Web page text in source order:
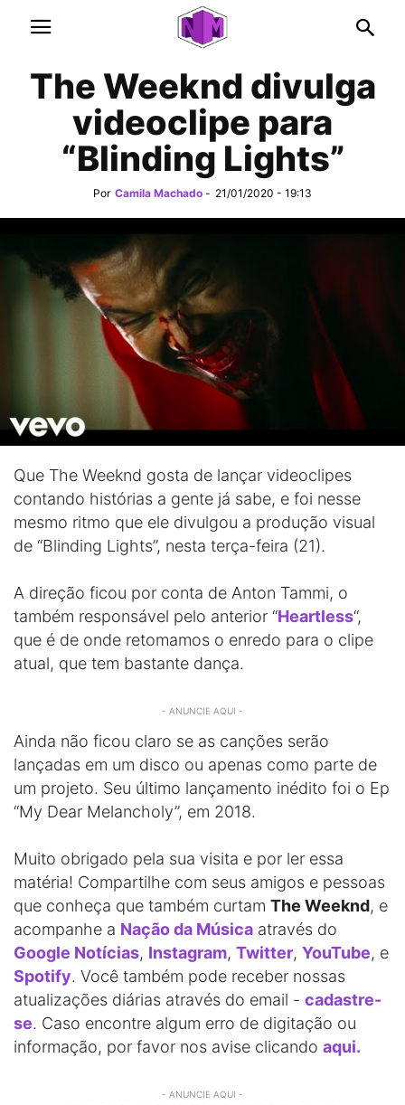
The Weeknd divulga
videoclipe para
“Blinding Lights”
Por Camila Machado - 21/01/2020 - 19:13
Que The Weeknd gosta de lançar videoclipes
contando histórias a gente já sabe, e foi nesse
mesmo ritmo que ele divulgou a produção visual
de “Blinding Lights”, nesta terça-feira (21).
A direção ficou por conta de Anton Tammi, o
também responsável pelo anterior “Heartless“,
que é de onde retomamos o enredo para o clipe
atual, que tem bastante dança.
- ANUNCIE AQUI -
Ainda não ficou claro se as canções serão
lançadas em um disco ou apenas como parte de
um projeto. Seu último lançamento inédito foi o Ep
“My Dear Melancholy”, em 2018.
Muito obrigado pela sua visita e por ler essa
matéria! Compartilhe com seus amigos e pessoas
que conheça que também curtam The Weeknd, e
acompanhe a Nação da Música através do
Google Notícias, Instagram, Twitter, YouTube, e
Spotify. Você também pode receber nossas
atualizações diárias através do email - cadastre-
se. Caso encontre algum erro de digitação ou
informação, por favor nos avise clicando aqui.
- ANUNCIE AQUI -